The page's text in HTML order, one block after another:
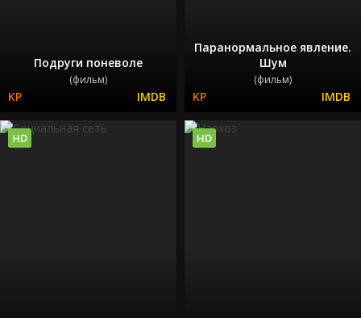
Подруги поневоле
(фильм)
Паранормальное явление.
Шум
(фильм)
HD HD